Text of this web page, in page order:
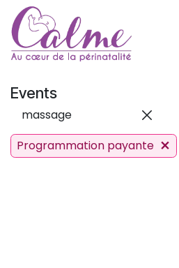
SE RENDRE AU CONTENU
Events
Programmation payante